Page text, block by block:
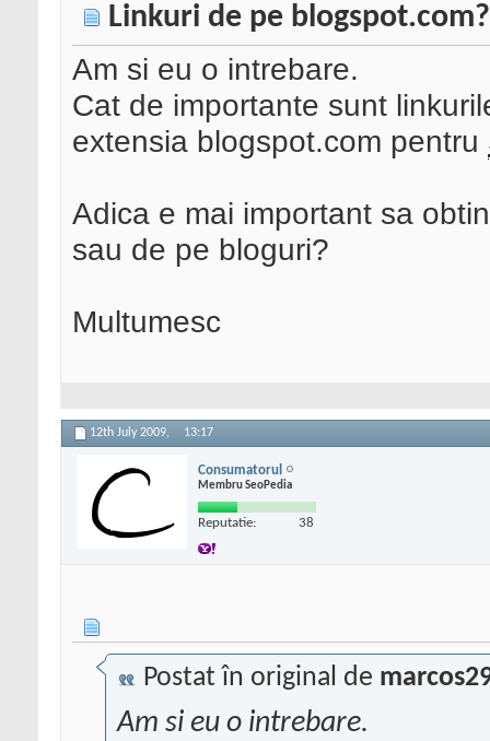
Linkuri de pe blogspot.com?
Am si eu o intrebare.
Cat de importante sunt
extensia blogspot.com pentru
Adica e mai important sa
sau de pe bloguri?
Multumesc
12th July 2009, 13:17
Consumatorul
Membru SeoPedia
Reputatie: 38
Postat în original de
Am si eu o intrebare.